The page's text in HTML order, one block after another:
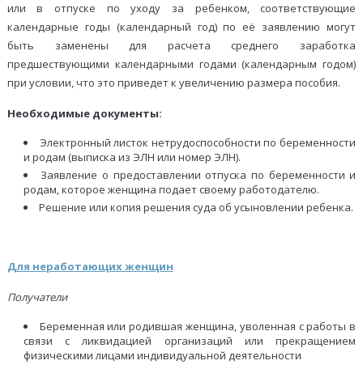
или в отпуске по уходу за ребенком, соответствующие
календарные годы (календарный год) по её заявлению могут
быть заменены для расчета среднего заработка
предшествующими календарными годами (календарным годом)
при условии, что это приведет к увеличению размера пособия.
Необходимые документы:
Электронный листок нетрудоспособности по беременности
и родам (выписка из ЭЛН или номер ЭЛН).
Заявление о предоставлении отпуска по беременности и
родам, которое женщина подает своему работодателю.
Решение или копия решения суда об усыновлении ребенка.
Для неработающих женщин
Получатели
Беременная или родившая женщина, уволенная с работы в
связи с ликвидацией организаций или прекращением
физическими лицами индивидуальной деятельности